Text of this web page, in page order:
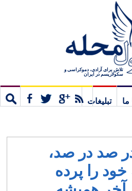
تلاش برای آزادی، دموکراسی و
سکولاریسم در ایران
ما
تبلیغات
صد در صد،
خود را پرده